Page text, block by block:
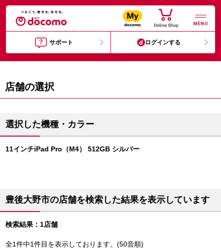
MENU
サポート ログインする
店舗の選択
選択した機種・カラー
11インチiPad Pro（M4） 512GB シルバー
豊後大野市の店舗を検索した結果を表示しています
検索結果：1店舗
全1件中1件目を表示しております。(50音順)